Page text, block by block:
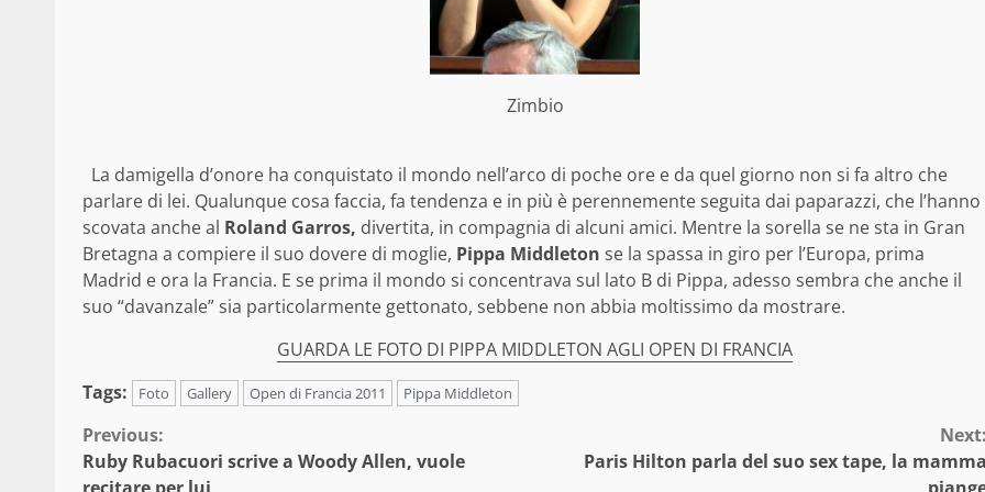
Zimbio
La damigella d’onore ha conquistato il mondo nell’arco di poche ore e da quel giorno non si fa altro che
parlare di lei. Qualunque cosa faccia, fa tendenza e in più è perennemente seguita dai paparazzi, che l’hanno
scovata anche al Roland Garros, divertita, in compagnia di alcuni amici. Mentre la sorella se ne sta in Gran
Bretagna a compiere il suo dovere di moglie, Pippa Middleton se la spassa in giro per l’Europa, prima
Madrid e ora la Francia. E se prima il mondo si concentrava sul lato B di Pippa, adesso sembra che anche il
suo “davanzale” sia particolarmente gettonato, sebbene non abbia moltissimo da mostrare.
GUARDA LE FOTO DI PIPPA MIDDLETON AGLI OPEN DI FRANCIA
Tags:
Foto Gallery Open di Francia 2011 Pippa Middleton
Continue
Previous:
Ruby Rubacuori scrive a Woody Allen, vuole
Next:
Paris Hilton parla del suo sex tape, la mamma